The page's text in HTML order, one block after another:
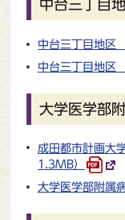
中台三丁目
中台三丁目地区
中台三丁目地区
大学医学部
成田都市計画大
1.3MB）
大学医学部附属